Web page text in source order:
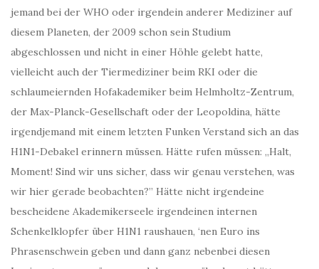
jemand bei der WHO oder irgendein anderer Mediziner auf
diesem Planeten, der 2009 schon sein Studium
abgeschlossen und nicht in einer Höhle gelebt hatte,
vielleicht auch der Tiermediziner beim RKI oder die
schlaumeiernden Hofakademiker beim Helmholtz-Zentrum,
der Max-Planck-Gesellschaft oder der Leopoldina, hätte
irgendjemand mit einem letzten Funken Verstand sich an das
H1N1-Debakel erinnern müssen. Hätte rufen müssen: „Halt,
Moment! Sind wir uns sicher, dass wir genau verstehen, was
wir hier gerade beobachten?” Hätte nicht irgendeine
bescheidene Akademikerseele irgendeinen internen
Schenkelklopfer über H1N1 raushauen, ‘nen Euro ins
Phrasenschwein geben und dann ganz nebenbei diesen